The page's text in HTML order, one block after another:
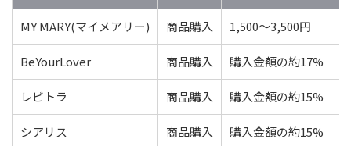
MY MARY(マイメアリー)
商品購入 1,500〜3,500円
BeYourLover 商品購入 購入金額の約17%
レビトラ 商品購入 購入金額の約15%
シアリス 商品購入 購入金額の約15%